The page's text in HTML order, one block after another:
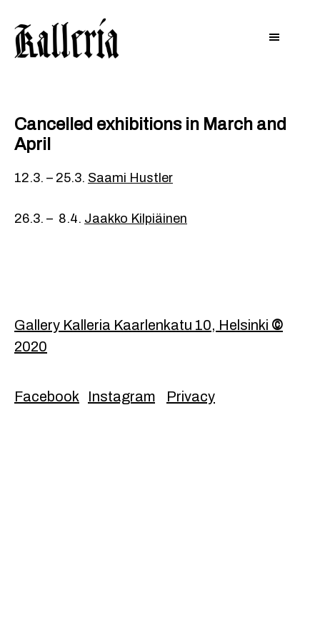
pääsisältöön
alatunnisteeseen
Cancelled exhibitions in March and
April
12.3. – 25.3. Saami Hustler
26.3. – 8.4. Jaakko Kilpiäinen
Footer
Gallery Kalleria Kaarlenkatu 10, Helsinki ©
2020
Facebook Instagram Privacy